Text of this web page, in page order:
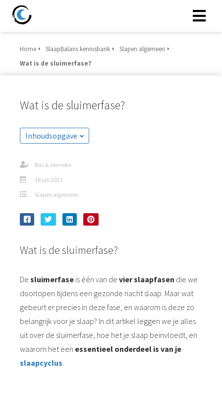
Home SlaapBalans kennisbank
Slapen algemeen
Wat is de sluimerfase?
Wat is de sluimerfase?
Inhoudsopgave
Bas & Jenneke
18 juli 2021
Slapen algemeen
Wat is de sluimerfase?
De sluimerfase is één van de vier slaapfasen die we
doorlopen tijdens een gezonde nacht slaap. Maar wat
gebeurt er precies in deze fase, en waarom is deze zo
belangrijk voor je slaap? In dit artikel leggen we je alles
uit over de sluimerfase, hoe het je slaap beïnvloedt, en
waarom het een essentieel onderdeel is van je
slaapcyclus.